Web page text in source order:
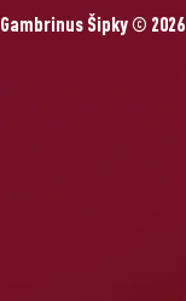
Gambrinus Šipky © 2026